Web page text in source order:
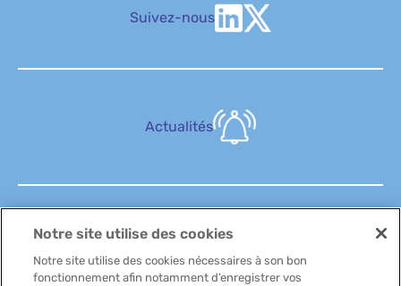
Suivez-nous
Actualités
FAQ
Notre site utilise des cookies
Notre site utilise des cookies nécessaires à son bon
fonctionnement afin notamment d’enregistrer vos